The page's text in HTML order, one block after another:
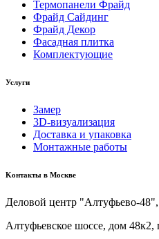
Термопанели Фрайд
Фрайд Сайдинг
Фрайд Декор
Фасадная плитка
Комплектующие
Услуги
Замер
3D-визуализация
Доставка и упаковка
Монтажные работы
Kонтакты в Москве
Деловой центр "Алтуфьево-48",
Алтуфьевское шоссе, дом 48к2,